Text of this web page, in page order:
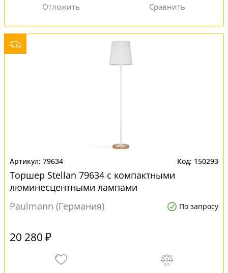
79634 150293
Торшер Stellan 79634 с компактными
люминесцентными лампами
Paulmann (Германия)
По запросу
20 280 ₽